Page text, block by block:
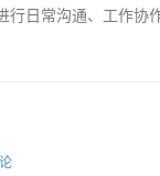
日常沟通、工作协